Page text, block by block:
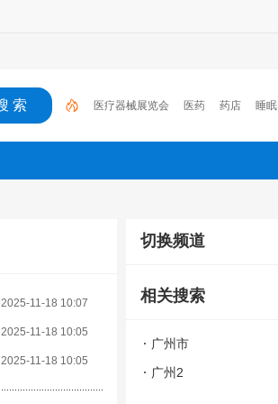
医疗器械展览会 医药 药店 睡眠
瘤 医保 电子处方流转平台 2023
病
2025-11-18 10:07
2025-11-18 10:05
2025-11-18 10:05
切换频道
相关搜索
广州市
广州2